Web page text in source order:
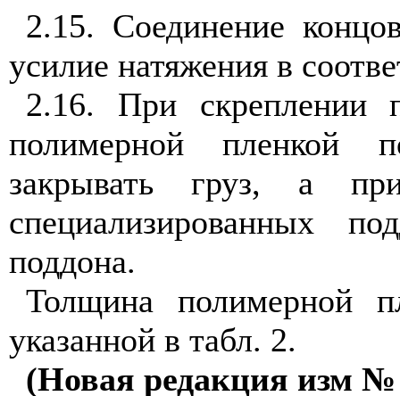
2.15. Соединение
усилие натяжения в
2.16. При скреплении
полимерной пленкой
закрывать груз, а
специализированных
поддона.
Толщина полимерной
указанной в табл. 2.
(Новая редакция изм